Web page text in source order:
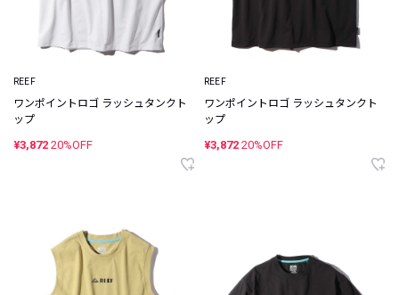
REEF
ワンポイントロゴ ラッシュタンクト
ップ
¥3,872 20%OFF
REEF
ワンポイントロゴ ラッシュタンクト
ップ
¥3,872 20%OFF